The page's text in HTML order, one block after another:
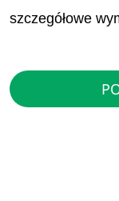
szczegółowe